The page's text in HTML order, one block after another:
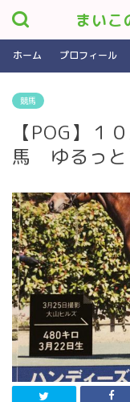
まいこ
ホーム プロフィール
競馬
【POG】
馬 ゆるっと